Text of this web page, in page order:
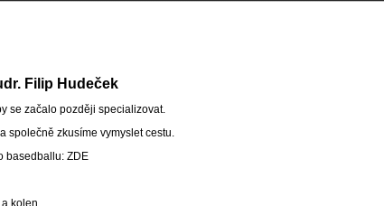
Filip Hudeček
se začalo později specializovat.
společně zkusíme vymyslet cestu.
basedballu: ZDE
kolen